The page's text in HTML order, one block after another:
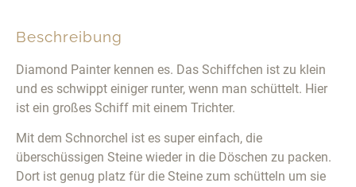
Beschreibung
Diamond Painter kennen es. Das Schiffchen ist zu klein
und es schwippt einiger runter, wenn man schüttelt. Hier
ist ein großes Schiff mit einem Trichter.
Mit dem Schnorchel ist es super einfach, die
überschüssigen Steine wieder in die Döschen zu packen.
Dort ist genug platz für die Steine zum schütteln um sie